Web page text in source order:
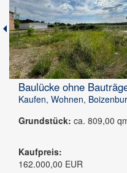
Baulücke ohne
Kaufen, Wohnen,
Grundstück: ca. 809,00
Kaufpreis:
162.000,00 EUR